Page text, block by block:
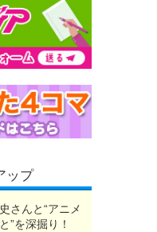
ップ
さんと“アニメ
”を深掘り！